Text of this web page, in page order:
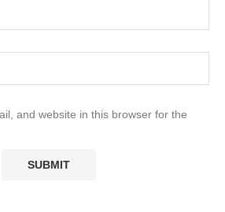
and website in this browser for the